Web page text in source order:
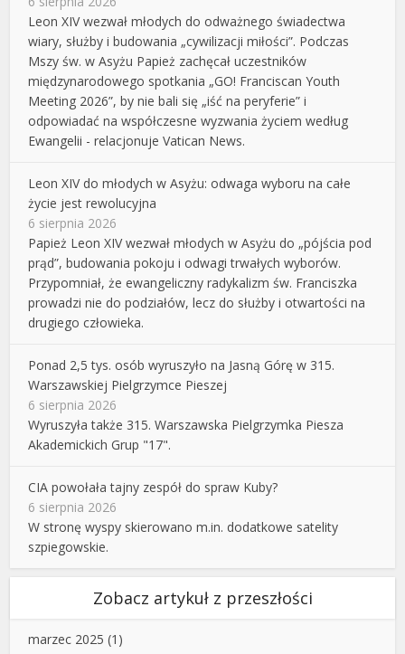
Leon XIV wezwał młodych do odważnego świadectwa
wiary, służby i budowania „cywilizacji miłości”. Podczas
Mszy św. w Asyżu Papież zachęcał uczestników
międzynarodowego spotkania „GO! Franciscan Youth
Meeting 2026”, by nie bali się „iść na peryferie” i
odpowiadać na współczesne wyzwania życiem według
Ewangelii - relacjonuje Vatican News.
Leon XIV do młodych w Asyżu: odwaga wyboru na całe
życie jest rewolucyjna
6 sierpnia 2026
Papież Leon XIV wezwał młodych w Asyżu do „pójścia pod
prąd”, budowania pokoju i odwagi trwałych wyborów.
Przypomniał, że ewangeliczny radykalizm św. Franciszka
prowadzi nie do podziałów, lecz do służby i otwartości na
drugiego człowieka.
Ponad 2,5 tys. osób wyruszyło na Jasną Górę w 315.
Warszawskiej Pielgrzymce Pieszej
6 sierpnia 2026
Wyruszyła także 315. Warszawska Pielgrzymka Piesza
Akademickich Grup "17".
CIA powołała tajny zespół do spraw Kuby?
6 sierpnia 2026
W stronę wyspy skierowano m.in. dodatkowe satelity
szpiegowskie.
Zobacz artykuł z przeszłości
marzec 2025 (1)